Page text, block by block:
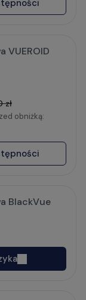
VUEROID
zł
obniżką:
BlackVue